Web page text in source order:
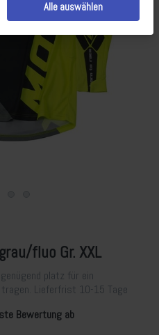
fluo Gr. XXL
platz für ein
tragen. Lieferfrist 10-15 Tage
Bewertung ab
Alle auswählen